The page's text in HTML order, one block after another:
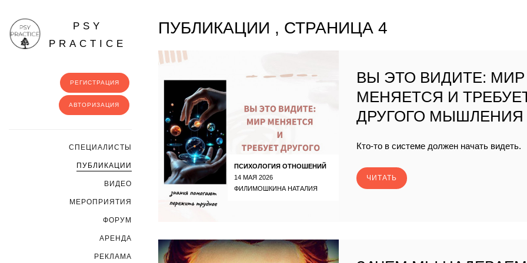
PSY
PRACTICE
РЕГИСТРАЦИЯ
АВТОРИЗАЦИЯ
CПЕЦИАЛИСТЫ
ПУБЛИКАЦИИ
ВИДЕО
МЕРОПРИЯТИЯ
ФОРУМ
АРЕНДА
РЕКЛАМА
ПУБЛИКАЦИИ , СТРАНИЦА 4
ПСИХОЛОГИЯ ОТНОШЕНИЙ
14 МАЯ 2026
ФИЛИМОШКИНА НАТАЛИЯ
ВЫ ЭТО ВИДИТЕ: МИР
МЕНЯЕТСЯ И
ДРУГОГО МЫШЛЕНИЯ
Кто-то в системе должен начать видеть.
ЧИТАТЬ